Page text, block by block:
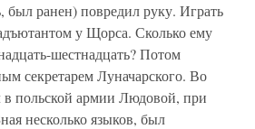
был ранен) повредил руку. Играть
у Щорса. Сколько ему
шестнадцать? Потом
секретарем Луначарского. Во
польской армии Людовой, при
несколько языков, был